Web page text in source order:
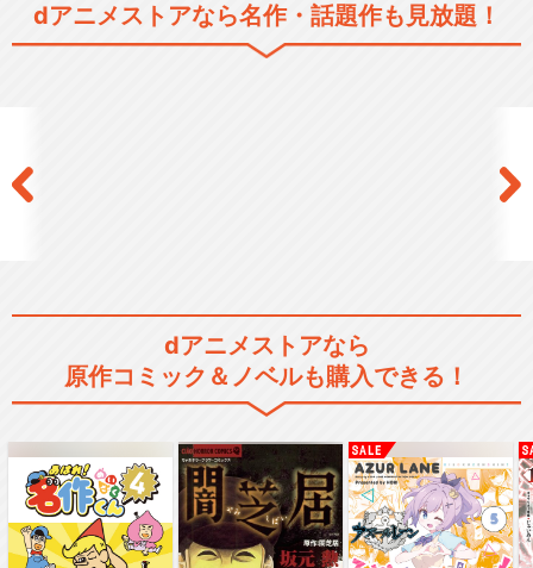
あんさんぶるスターズ！DRE
AM LIVE -…
あんさんぶるスターズ！！DR
EAM LIVE …
あんさんぶるスターズ! DREA
M LIVE …
dアニメストアなら名作・話題作も見放題！
dアニメストアなら
原作コミック＆ノベルも購入できる！